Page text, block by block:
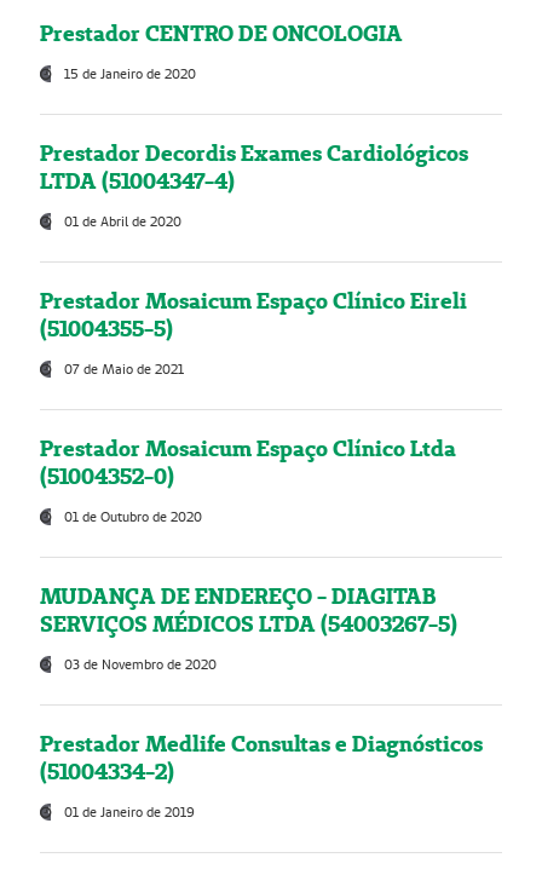
Prestador CENTRO DE ONCOLOGIA
15 de Janeiro de 2020
Prestador Decordis Exames Cardiológicos
LTDA (51004347-4)
01 de Abril de 2020
Prestador Mosaicum Espaço Clínico Eireli
(51004355-5)
07 de Maio de 2021
Prestador Mosaicum Espaço Clínico Ltda
(51004352-0)
01 de Outubro de 2020
MUDANÇA DE ENDEREÇO - DIAGITAB
SERVIÇOS MÉDICOS LTDA (54003267-5)
03 de Novembro de 2020
Prestador Medlife Consultas e Diagnósticos
(51004334-2)
01 de Janeiro de 2019